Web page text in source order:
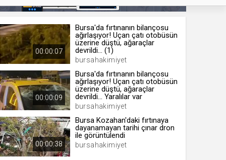
küçük
İzniniz şu
hale
bir
Türü
yıl
00:00:07
Bursa'da fırtınanın bilançosu
ağırlaşıyor! Uçan çatı otobüsün
üzerine düştü, ağaraçlar
devrildi... (1)
bursahakimiyet
00:00:09
Bursa'da fırtınanın bilançosu
ağırlaşıyor! Uçan çatı otobüsün
üzerine düştü, ağaraçlar
devrildi... Yaralılar var
bursahakimiyet
00:00:38
Bursa Kozahan'daki fırtınaya
dayanamayan tarihi çınar dron
ile görüntülendi
bursahakimiyet